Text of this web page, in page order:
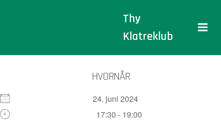
Thy
Klatreklub
HVORNÅR
24. juni 2024
17:30 - 19:00